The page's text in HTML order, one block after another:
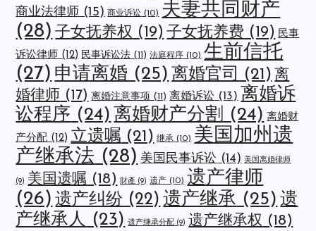
商业法律师 (15) 商业诉讼 (10) 夫妻共同财产
(28) 子女抚养权 (19) 子女抚养费 (19) 民事
诉讼律师 (12) 民事诉讼法 (11) 法庭程序 (10) 生前信托
(27) 申请离婚 (25) 离婚官司 (21) 离
婚律师 (17) 离婚注意事项 (11) 离婚诉讼 (13) 离婚诉
讼程序 (24) 离婚财产分割 (24) 离婚财
产分配 (12) 立遗嘱 (21) 继承 (10) 美国加州遗
产继承法 (28) 美国民事诉讼 (14) 美国离婚律师
(9) 美国遗嘱 (18) 財產 (9) 遗产 (10) 遗产律师
(26) 遗产纠纷 (22) 遗产继承 (25) 遗
产继承人 (23) 遗产继承分配 (9) 遗产继承权 (18)